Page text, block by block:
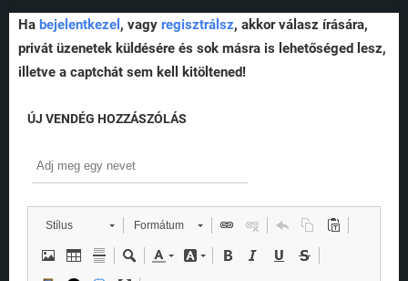
Ha bejelentkezel , vagy regisztrálsz, akkor válasz írására,
privát üzenetek küldésére és sok másra is lehetőséged lesz,
illetve a captchát sem kell kitöltened!
ÚJ VENDÉG HOZZÁSZÓLÁS
Stílus Formátum